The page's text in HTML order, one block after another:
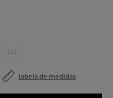
GG
tabela de medidas